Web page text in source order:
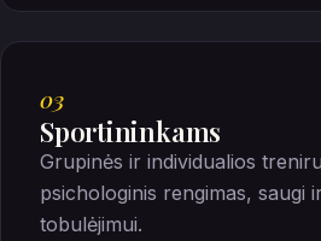
03
Sportininkams
Grupinės ir individualios
psichologinis rengimas, saugi
tobulėjimui.